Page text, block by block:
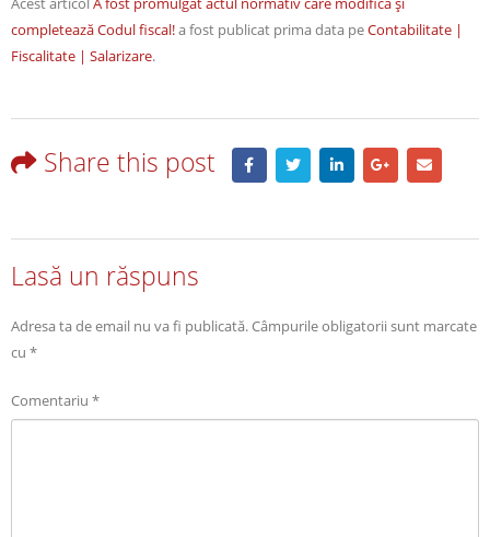
completează Codul fiscal!a fost publicat prima data peContabilitate |
Fiscalitate | Salarizare.
Share this post
Lasă un răspuns
Adresa ta de email nu va fi publicată.Câmpurile obligatorii sunt marcate
cu *
Comentariu *